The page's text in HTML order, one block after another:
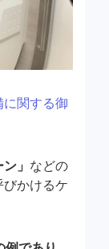
に関する御
」 などの
かけるケ